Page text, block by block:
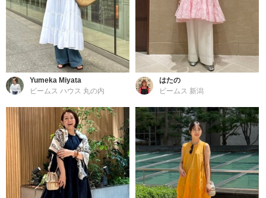
Yumeka Miyata
ビームス ハウス 丸の内
はたの
ビームス 新潟